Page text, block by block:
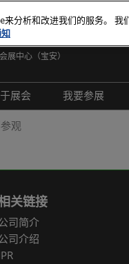
27-29日
展中心（宝安）
展会
展会介绍
常见问题解答
我要参展
观众范围
观
关链接
司简介
司介绍
分析和改进我们的服务。 我